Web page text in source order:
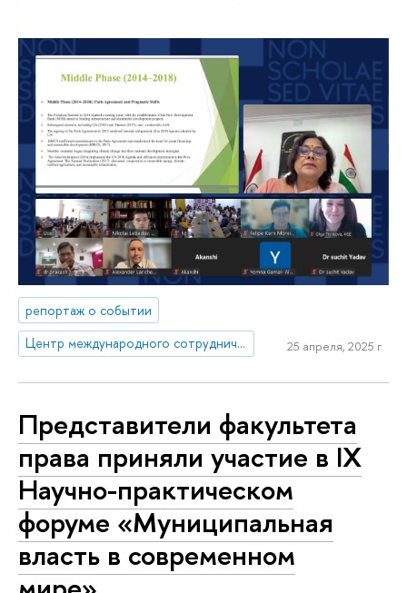
репортаж о событии
Центр международного сотрудничества
25 апреля, 2025 г.
Представители факультета
права приняли участие в IX
Научно-практическом
форуме «Муниципальная
власть в современном